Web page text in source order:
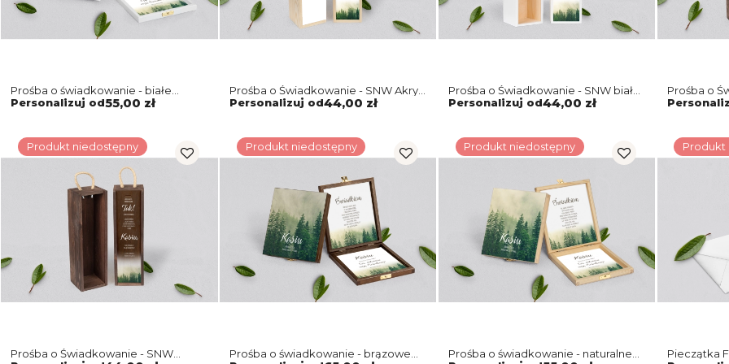
Prośba o świadkowanie - białe
puzzle Forest - Motyw 1
Personalizuj od55,00 zł
Prośba o Świadkowanie - SNW Akryl
naturalna Forest - Motyw 1
Personalizuj od44,00 zł
Prośba o Świadkowanie - SNW biała
Forest - Motyw 1
Personalizuj od44,00 zł
Prośba o
brązowa
Produkt niedostępny
Prośba o Świadkowanie - SNW
Produkt niedostępny
Prośba o świadkowanie - brązowe
Produkt niedostępny
Prośba o świadkowanie - naturalne
Produkt
Pieczątka